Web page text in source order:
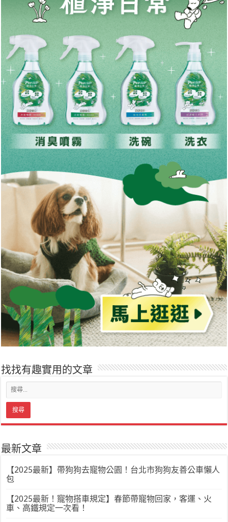
找找有趣實用的文章
最新文章
【2025最新】帶狗狗去寵物公園！台北市狗狗友善公車懶人
包
【2025最新！寵物搭車規定】春節帶寵物回家，客運、火
車、高鐵規定一次看！